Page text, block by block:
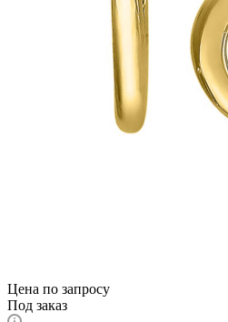
Цена по запросу
Под заказ